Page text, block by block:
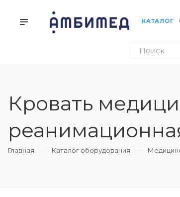
КАТАЛОГ
Кровать
Главная Каталог оборудования